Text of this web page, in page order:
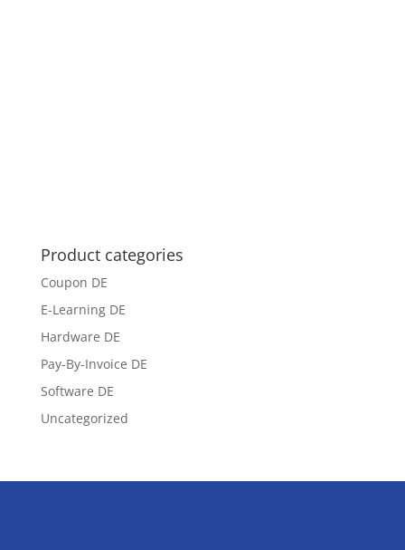
Product categories
Coupon DE
E-Learning DE
Hardware DE
Pay-By-Invoice DE
Software DE
Uncategorized